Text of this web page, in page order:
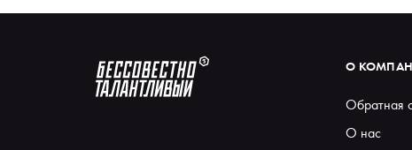
О
Обратная
О нас